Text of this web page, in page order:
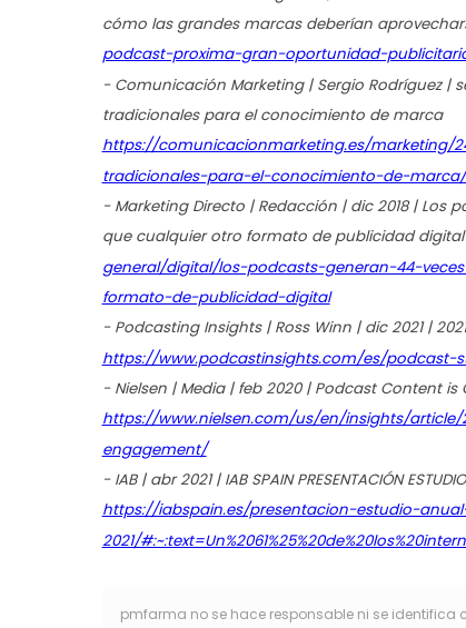
cómo las grandes marcas deberían
podcast-proxima-gran-oportunidad-
- Comunicación Marketing | Sergio Rodríguez |
tradicionales para el conocimiento de marca
https://comunicacionmarketing.es/
tradicionales-para-el-conocimiento-de-marca/
- Marketing Directo | Redacción | dic 2018 |
que cualquier otro formato de publicidad digital
general/digital/los-podcasts-generan-44-
formato-de-publicidad-digital
- Podcasting Insights | Ross Winn | dic 2021 |
https://www.podcastinsights.com/es/podcast-
- Nielsen | Media | feb 2020 | Podcast Content
https://www.nielsen.com/us/en/insights/
engagement/
- IAB | abr 2021 | IAB SPAIN PRESENTACIÓN
https://iabspain.es/presentacion-estudio-
2021/
pmfarma no se hace responsable ni se identifica